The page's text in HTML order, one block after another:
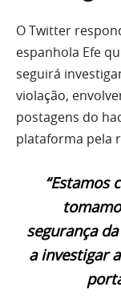
O Twitter
espanhola Efe
seguirá
violação,
postagens do
plataforma pela
“Estamos
segurança
a investigar